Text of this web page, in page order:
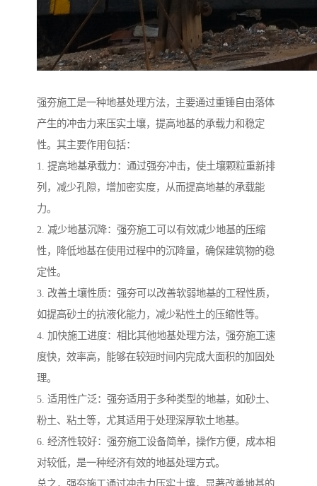
强夯施工是一种地基处理方法，主要通过重锤自由落体
产生的冲击力来压实土壤，提高地基的承载力和稳定
性。其主要作用包括：
1. 提高地基承载力：通过强夯冲击，使土壤颗粒重新排
列，减少孔隙，增加密实度，从而提高地基的承载能
力。
2. 减少地基沉降：强夯施工可以有效减少地基的压缩
性，降低地基在使用过程中的沉降量，确保建筑物的稳
定性。
3. 改善土壤性质：强夯可以改善软弱地基的工程性质，
如提高砂土的抗液化能力，减少粘性土的压缩性等。
4. 加快施工进度：相比其他地基处理方法，强夯施工速
度快，效率高，能够在较短时间内完成大面积的加固处
理。
5. 适用性广泛：强夯适用于多种类型的地基，如砂土、
粉土、粘土等，尤其适用于处理深厚软土地基。
6. 经济性较好：强夯施工设备简单，操作方便，成本相
对较低，是一种经济有效的地基处理方式。
总之，强夯施工通过冲击力压实土壤，显著改善地基的